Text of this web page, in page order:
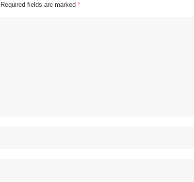
Required fields are marked *